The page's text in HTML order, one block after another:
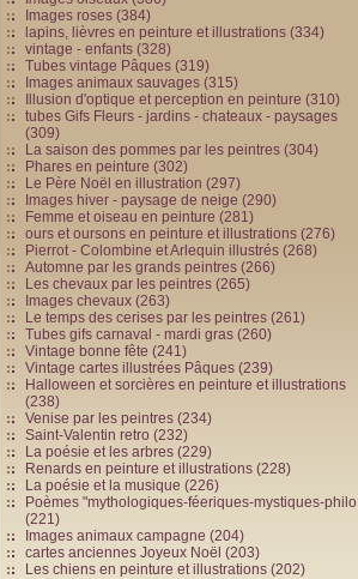
Images roses (384)
lapins, lièvres en peinture et illustrations (334)
vintage - enfants (328)
Tubes vintage Pâques (319)
Images animaux sauvages (315)
Illusion d'optique et perception en peinture (310)
tubes Gifs Fleurs - jardins - chateaux - paysages
(309)
La saison des pommes par les peintres (304)
Phares en peinture (302)
Le Père Noël en illustration (297)
Images hiver - paysage de neige (290)
Femme et oiseau en peinture (281)
ours et oursons en peinture et illustrations (276)
Pierrot - Colombine et Arlequin illustrés (268)
Automne par les grands peintres (266)
Les chevaux par les peintres (265)
Images chevaux (263)
Le temps des cerises par les peintres (261)
Tubes gifs carnaval - mardi gras (260)
Vintage bonne fête (241)
Vintage cartes illustrées Pâques (239)
Halloween et sorcières en peinture et illustrations
(238)
Venise par les peintres (234)
Saint-Valentin retro (232)
La poésie et les arbres (229)
Renards en peinture et illustrations (228)
La poésie et la musique (226)
Poèmes "mythologiques-féeriques-mystiques-philo
(221)
Images animaux campagne (204)
cartes anciennes Joyeux Noël (203)
Les chiens en peinture et illustrations (202)